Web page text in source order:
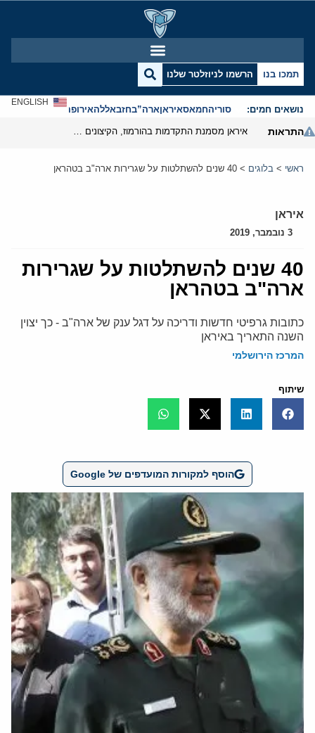
תמכו בנו הרשמו לניוזלטר שלנו
נושאים חמים: סוריהחמאסאיראןארה”בחזבאללהאירופהאנטישמיות
ENGLISH
התראות
ראשי > בלוגים > 40 שנים להשתלטות על שגרירות ארה"ב בטהראן
איראן
3 נובמבר, 2019
40 שנים להשתלטות על שגרירות
ארה"ב בטהראן
כתובות גרפיטי חדשות ודריכה על דגל ענק של ארה"ב - כך יצוין
השנה התאריך באיראן
המרכז הירושלמי
שיתוף
הוסף למקורות המועדפים של Google